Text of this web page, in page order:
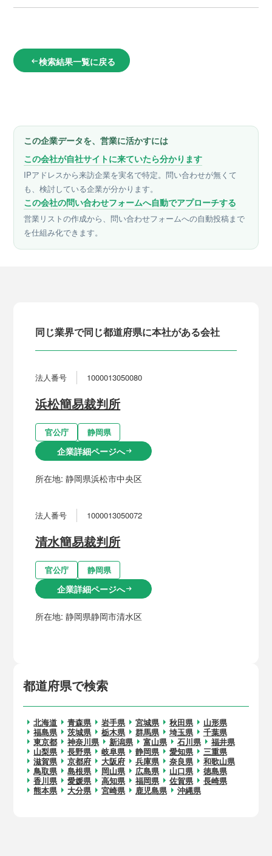
arrow_left_alt検索結果一覧に戻る
この企業データを、営業に活かすには
この会社が自社サイトに来ていたら分かります
IPアドレスから来訪企業を実名で特定。問い合わせが無くて
も、検討している企業が分かります。
この会社の問い合わせフォームへ自動でアプローチする
営業リストの作成から、問い合わせフォームへの自動投稿まで
を仕組み化できます。
都道府県で検索
北海道 青森県 岩手県 宮城県 秋田県
山形県
福島県
茨城県 栃木県 群馬県 埼玉県
千葉県
東京都
神奈川県 新潟県 富山県 石川県
福井県
山梨県
長野県 岐阜県 静岡県 愛知県
三重県
滋賀県
京都府 大阪府 兵庫県 奈良県
和歌山県
鳥取県
島根県 岡山県 広島県 山口県
徳島県
香川県
愛媛県 高知県 福岡県 佐賀県
長崎県
熊本県
大分県 宮崎県 鹿児島県 沖縄県
同じ業界で同じ都道府県に本社がある会社
法人番号 1000013050080
浜松簡易裁判所
官公庁 静岡県
企業詳細ページへarrow_right_alt
所在地:静岡県浜松市中央区
法人番号 1000013050072
清水簡易裁判所
官公庁 静岡県
企業詳細ページへarrow_right_alt
所在地:静岡県静岡市清水区